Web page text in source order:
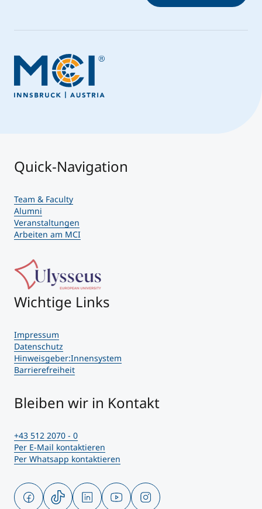
Quick-Navigation
Team & Faculty
Alumni
Veranstaltungen
Arbeiten am MCI
Wichtige Links
Impressum
Datenschutz
Hinweisgeber:Innensystem
Barrierefreiheit
Bleiben wir in Kontakt
+43 512 2070 - 0
Per E-Mail kontaktieren
Per Whatsapp kontaktieren